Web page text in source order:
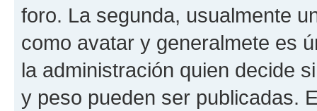
foro. La segunda, usualmente
como avatar y generalmete es
la administración quien decide
y peso pueden ser publicadas.